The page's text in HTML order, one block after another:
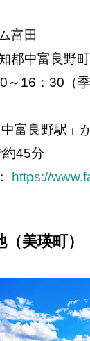
富田
郡中富良野
～16：30（
富良野駅」
45分
https://
美瑛町）